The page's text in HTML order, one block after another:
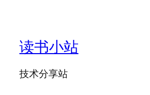
读书小站
技术分享站